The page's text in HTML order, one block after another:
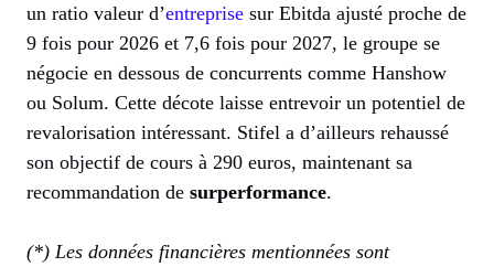
un ratio valeur d’entreprise sur Ebitda ajusté proche de
9 fois pour 2026 et 7,6 fois pour 2027, le groupe se
négocie en dessous de concurrents comme Hanshow
ou Solum. Cette décote laisse entrevoir un potentiel de
revalorisation intéressant. Stifel a d’ailleurs rehaussé
son objectif de cours à 290 euros, maintenant sa
recommandation de surperformance.
(*) Les données financières mentionnées sont